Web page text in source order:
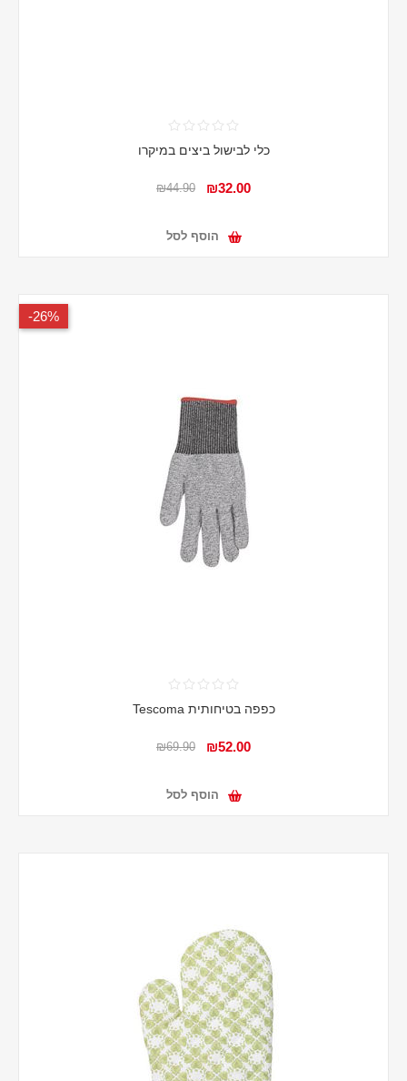
כלי לבישול ביצים במיקרו
₪32.00
₪44.90
הוסף לסל
26%-
כפפה בטיחותית Tescoma
₪52.00
₪69.90
הוסף לסל